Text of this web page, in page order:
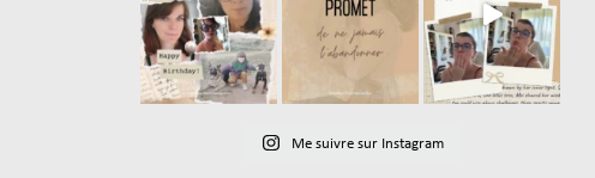
Me suivre sur Instagram